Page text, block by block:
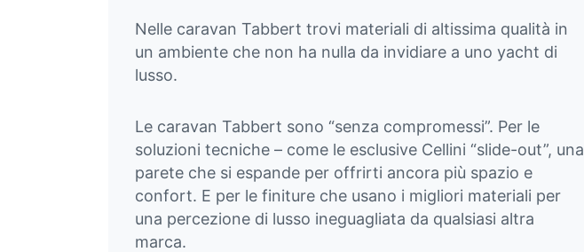
Nelle caravan Tabbert trovi materiali di altissima qualità in
un ambiente che non ha nulla da invidiare a uno yacht di
lusso.
Le caravan Tabbert sono “senza compromessi”. Per le
soluzioni tecniche – come le esclusive Cellini “slide-out”, una
parete che si espande per offrirti ancora più spazio e
confort. E per le finiture che usano i migliori materiali per
una percezione di lusso ineguagliata da qualsiasi altra
marca.